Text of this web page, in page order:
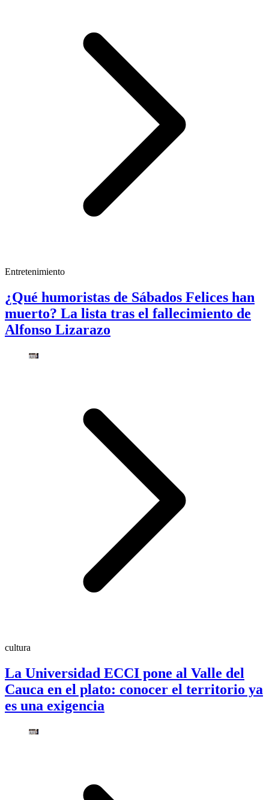
Entretenimiento
¿Qué humoristas de Sábados Felices han
muerto? La lista tras el fallecimiento de
Alfonso Lizarazo
cultura
La Universidad ECCI pone al Valle del
Cauca en el plato: conocer el territorio ya
es una exigencia